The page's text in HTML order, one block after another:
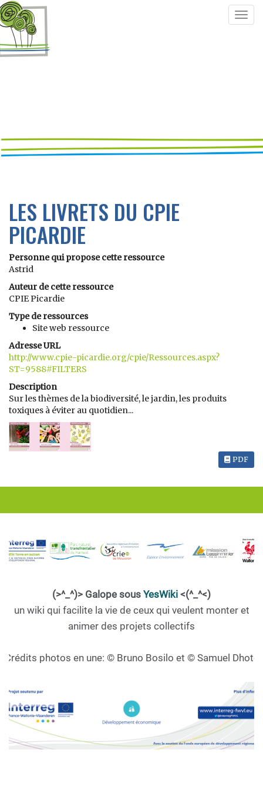
LES LIVRETS DU CPIE
PICARDIE
Personne qui propose cette ressource
Astrid
Auteur de cette ressource
CPIE Picardie
Type de ressources
Site web ressource
Adresse URL
http://www.cpie-picardie.org/cpie/Ressources.aspx?
ST=9588#FILTERS
Description
Sur les thèmes de la biodiversité, le jardin, les produits
toxiques à éviter au quotidien...
PDF